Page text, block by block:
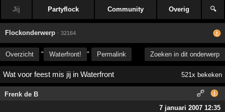
Jij Partyflock Community Overig 🔍
Flockonderwerp · 32164
Overzicht " Waterfront! " Permalink Zoeken in dit onderwerp
Wat voor feest mis jij in Waterfront 521x bekeken
Frenk de B
7 januari 2007 12:35